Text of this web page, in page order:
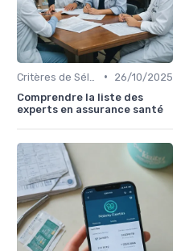
•
26/10/2025
Comprendre la liste des
experts en assurance santé